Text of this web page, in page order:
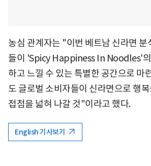
농심 관계자는 "이번 베트남 신라면 분
들이 'Spicy Happiness In Noodles'의
하고 느낄 수 있는 특별한 공간으로 마
도 글로벌 소비자들이 신라면으로 행
접점을 넓혀 나갈 것"이라고 했다.
English 기사보기